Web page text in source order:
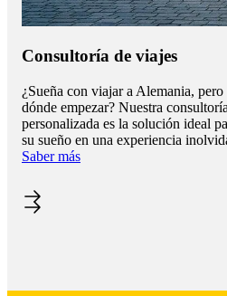
Consultoría de viajes
¿Sueña con viajar a Alemania, pero
dónde empezar? Nuestra
personalizada es la solución ideal
su sueño en una experiencia
Saber más